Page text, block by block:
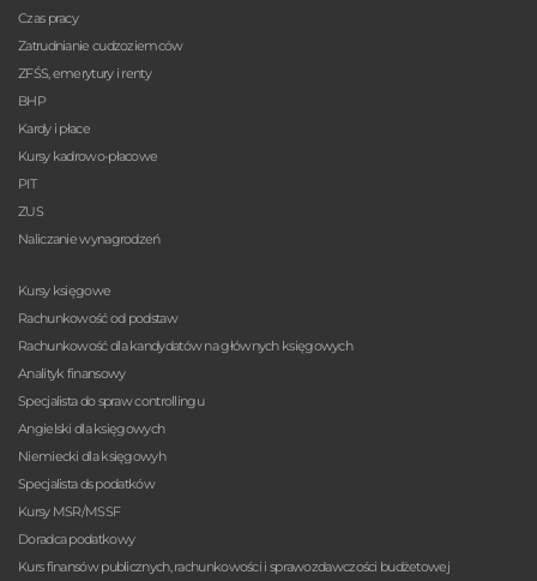
Czas pracy
Zatrudnianie cudzoziemców
ZFŚS, emerytury i renty
BHP
Kardy i płace
Kursy kadrowo-płacowe
PIT
ZUS
Naliczanie wynagrodzeń
Kursy księgowe
Rachunkowość od podstaw
Rachunkowość dla kandydatów na głównych księgowych
Analityk finansowy
Specjalista do spraw controllingu
Angielski dla księgowych
Niemiecki dla księgowyh
Specjalista ds podatków
Kursy MSR/MSSF
Doradca podatkowy
Kurs finansów publicznych, rachunkowości i sprawozdawczości budżetowej